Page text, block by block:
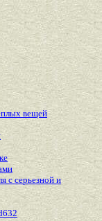
вещей
с серьезной и